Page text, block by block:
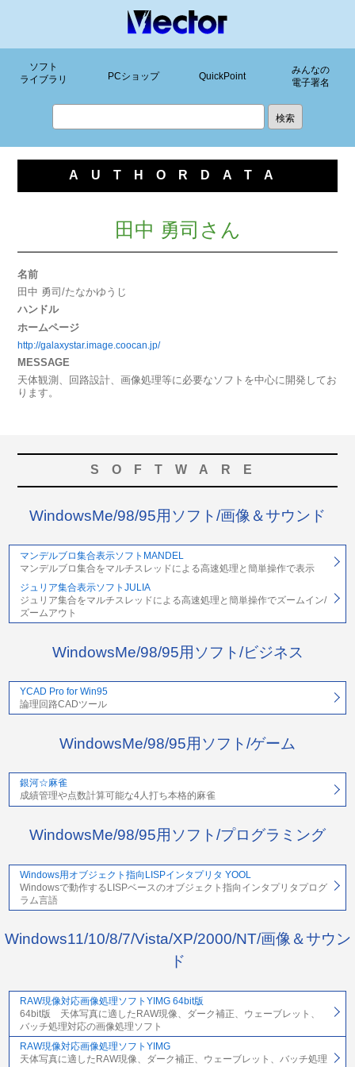
ソフト
ライブラリ
PCショップ QuickPoint
みんなの
電子署名
AUTHORDATA
田中 勇司さん
名前
田中 勇司/たなかゆうじ
ハンドル
ホームページ
http://galaxystar.image.coocan.jp/
MESSAGE
天体観測、回路設計、画像処理等に必要なソフトを中心に開発してお
ります。
SOFTWARE
WindowsMe/98/95用ソフト/画像＆サウンド
マンデルブロ集合表示ソフトMANDEL
マンデルブロ集合をマルチスレッドによる高速処理と簡単操作で表示
ジュリア集合表示ソフトJULIA
ジュリア集合をマルチスレッドによる高速処理と簡単操作でズームイン/
ズームアウト
WindowsMe/98/95用ソフト/ビジネス
YCAD Pro for Win95
論理回路CADツール
WindowsMe/98/95用ソフト/ゲーム
銀河☆麻雀
成績管理や点数計算可能な4人打ち本格的麻雀
WindowsMe/98/95用ソフト/プログラミング
Windows用オブジェクト指向LISPインタプリタ YOOL
Windowsで動作するLISPベースのオブジェクト指向インタプリタプログ
ラム言語
Windows11/10/8/7/Vista/XP/2000/NT/画像＆サウン
ド
RAW現像対応画像処理ソフトYIMG 64bit版
64bit版 天体写真に適したRAW現像、ダーク補正、ウェーブレット、
バッチ処理対応の画像処理ソフト
RAW現像対応画像処理ソフトYIMG
天体写真に適したRAW現像、ダーク補正、ウェーブレット、バッチ処理